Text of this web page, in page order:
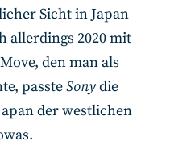
Sicht in Japan
allerdings 2020 mit
den man als
passteSonydie
der westlichen